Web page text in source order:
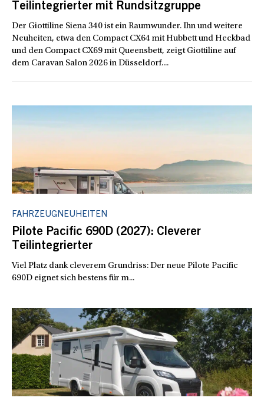
Teilintegrierter mit Rundsitzgruppe
Der Giottiline Siena 340 ist ein Raumwunder. Ihn und weitere
Neuheiten, etwa den Compact CX64 mit Hubbett und Heckbad
und den Compact CX69 mit Queensbett, zeigt Giottiline auf
dem Caravan Salon 2026 in Düsseldorf....
FAHRZEUGNEUHEITEN
Pilote Pacific 690D (2027): Cleverer
Teilintegrierter
Viel Platz dank cleverem Grundriss: Der neue Pilote Pacific
690D eignet sich bestens für m...